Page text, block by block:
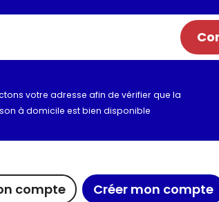
Valeurs nutritionnelles
Informations
votre adresse afin de vérifier que la
à domicile est bien disponible
compte Créer mon compte